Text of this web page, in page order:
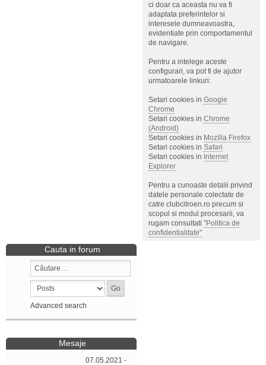
ci doar ca aceasta nu va fi
adaptata preferintelor si
interesele dumneavoastra,
evidentiate prin comportamentul
de navigare.
Pentru a intelege aceste
configurari, va pot fi de ajutor
urmatoarele linkuri:
Setari cookies in Google
Chrome
Setari cookies in Chrome
(Android)
Setari cookies in Mozilla Firefox
Setari cookies in Safari
Setari cookies in Internet
Explorer
Pentru a cunoaste detalii privind
datele personale colectate de
catre clubcitroen.ro precum si
scopul si modul procesarii, va
rugam consultati "Politica de
confidentialitate"
Cauta in forum
Advanced search
Mesaje
07.05.2021 -